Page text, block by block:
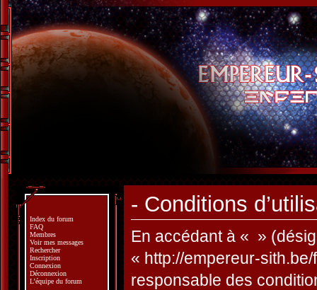
- Conditions
En accédant à « »
« http://empereur-
responsable des
Index du forum
FAQ
Membres
Voir mes messages
Rechercher
Inscription
Connexion
Déconnexion
L’équipe du forum